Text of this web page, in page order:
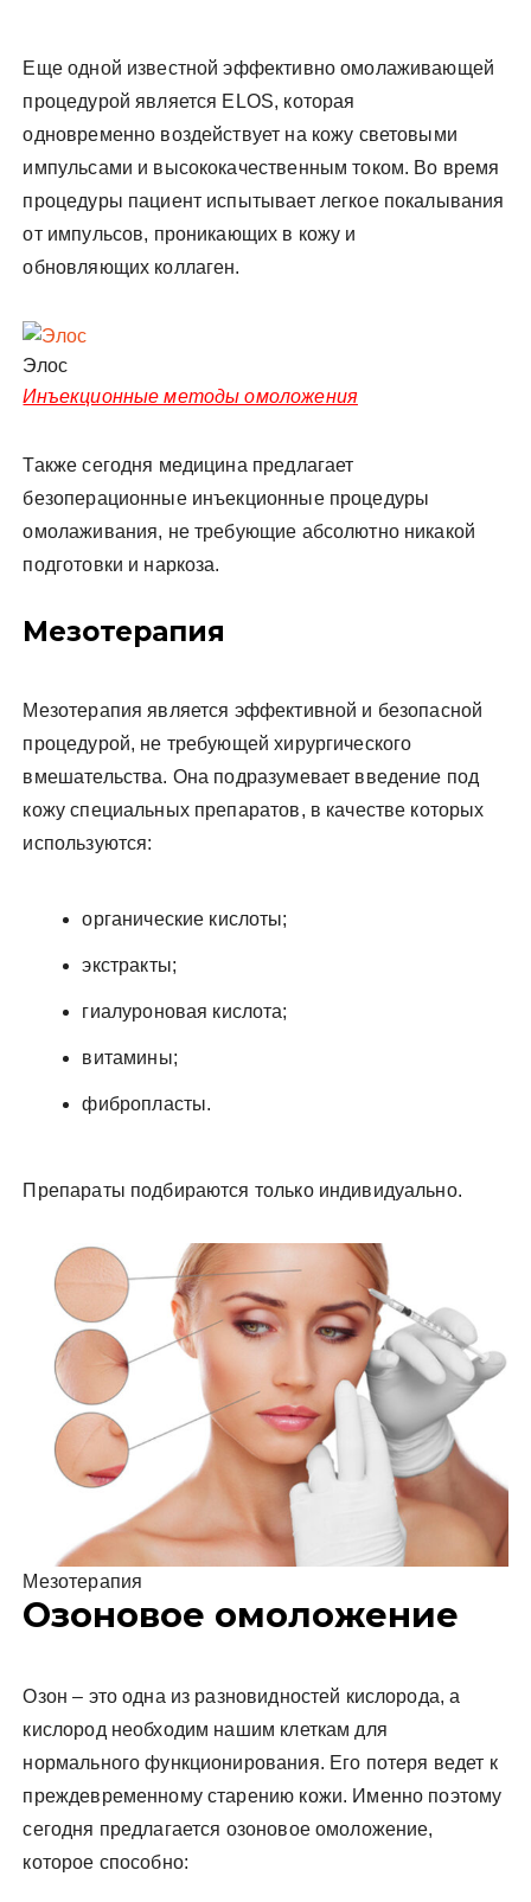
Еще одной известной эффективно омолаживающей
процедурой является ELOS, которая
одновременно воздействует на кожу световыми
импульсами и высококачественным током. Во время
процедуры пациент испытывает легкое покалывания
от импульсов, проникающих в кожу и
обновляющих коллаген.
Элос
Инъекционные методы омоложения
Также сегодня медицина предлагает
безоперационные инъекционные процедуры
омолаживания, не требующие абсолютно никакой
подготовки и наркоза.
Мезотерапия
Мезотерапия является эффективной и безопасной
процедурой, не требующей хирургического
вмешательства. Она подразумевает введение под
кожу специальных препаратов, в качестве которых
используются:
органические кислоты;
экстракты;
гиалуроновая кислота;
витамины;
фибропласты.
Препараты подбираются только индивидуально.
Мезотерапия
Озоновое омоложение
Озон – это одна из разновидностей кислорода, а
кислород необходим нашим клеткам для
нормального функционирования. Его потеря ведет к
преждевременному старению кожи. Именно поэтому
сегодня предлагается озоновое омоложение,
которое способно: